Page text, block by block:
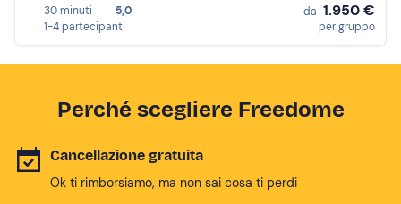
30 minuti
5,0
1-4 partecipanti
da 1.950 €
per gruppo
Perché scegliere Freedome
Cancellazione gratuita
Ok ti rimborsiamo, ma non sai cosa ti perdi